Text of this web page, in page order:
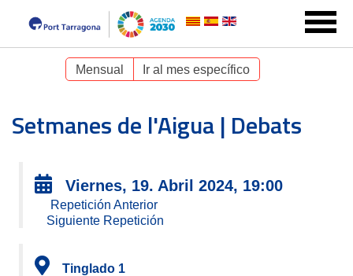
Mensual Ir al mes específico
Setmanes de l'Aigua | Debats
Viernes, 19. Abril 2024, 19:00
Repetición Anterior
Siguiente Repetición
Tinglado 1